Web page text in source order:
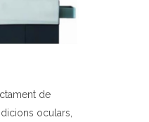
de
oculars,